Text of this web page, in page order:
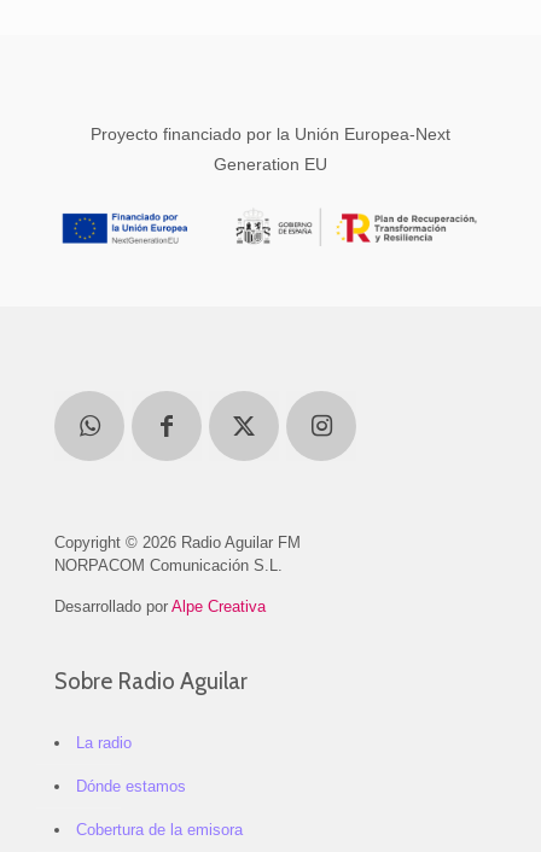
Proyecto financiado por la Unión Europea-Next
Generation EU
Copyright © 2026 Radio Aguilar FM
NORPACOM Comunicación S.L.
Desarrollado por Alpe Creativa
Sobre Radio Aguilar
La radio
Dónde estamos
Cobertura de la emisora